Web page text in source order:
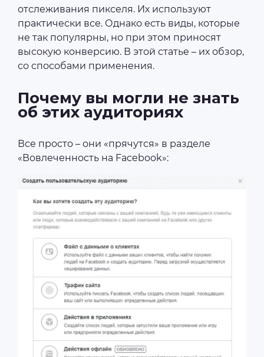
отслеживания пикселя. Их используют
практически все. Однако есть виды, которые
не так популярны, но при этом приносят
высокую конверсию. В этой статье – их обзор,
со способами применения.
Почему вы могли не знать
об этих аудиториях
Все просто – они «прячутся» в разделе
«Вовлеченность на Facebook»: